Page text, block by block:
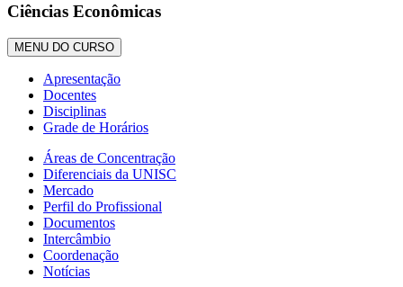
Ciências Econômicas
MENU DO CURSO
Apresentação
Docentes
Disciplinas
Grade de Horários
Áreas de Concentração
Diferenciais da UNISC
Mercado
Perfil do Profissional
Documentos
Intercâmbio
Coordenação
Notícias